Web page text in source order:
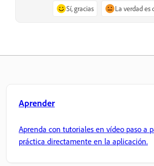
Sí, gracias La verdad es
Aprender
Aprenda con tutoriales en vídeo paso a
práctica directamente en la aplicación.